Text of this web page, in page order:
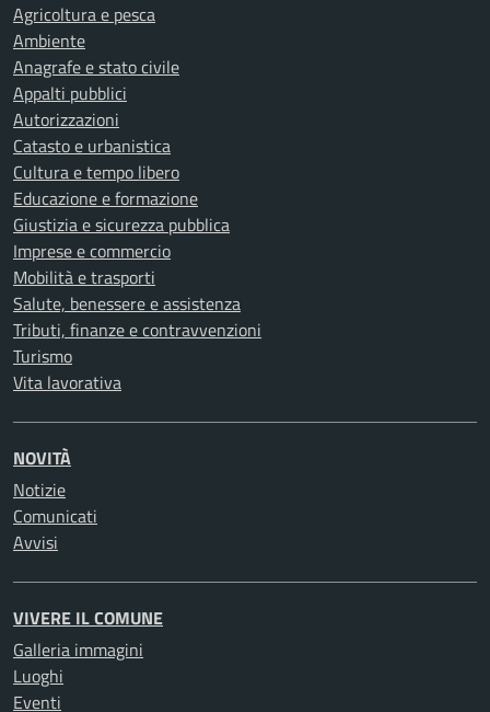
Agricoltura e pesca
Ambiente
Anagrafe e stato civile
Appalti pubblici
Autorizzazioni
Catasto e urbanistica
Cultura e tempo libero
Educazione e formazione
Giustizia e sicurezza pubblica
Imprese e commercio
Mobilità e trasporti
Salute, benessere e assistenza
Tributi, finanze e contravvenzioni
Turismo
Vita lavorativa
NOVITÀ
Notizie
Comunicati
Avvisi
VIVERE IL COMUNE
Galleria immagini
Luoghi
Eventi